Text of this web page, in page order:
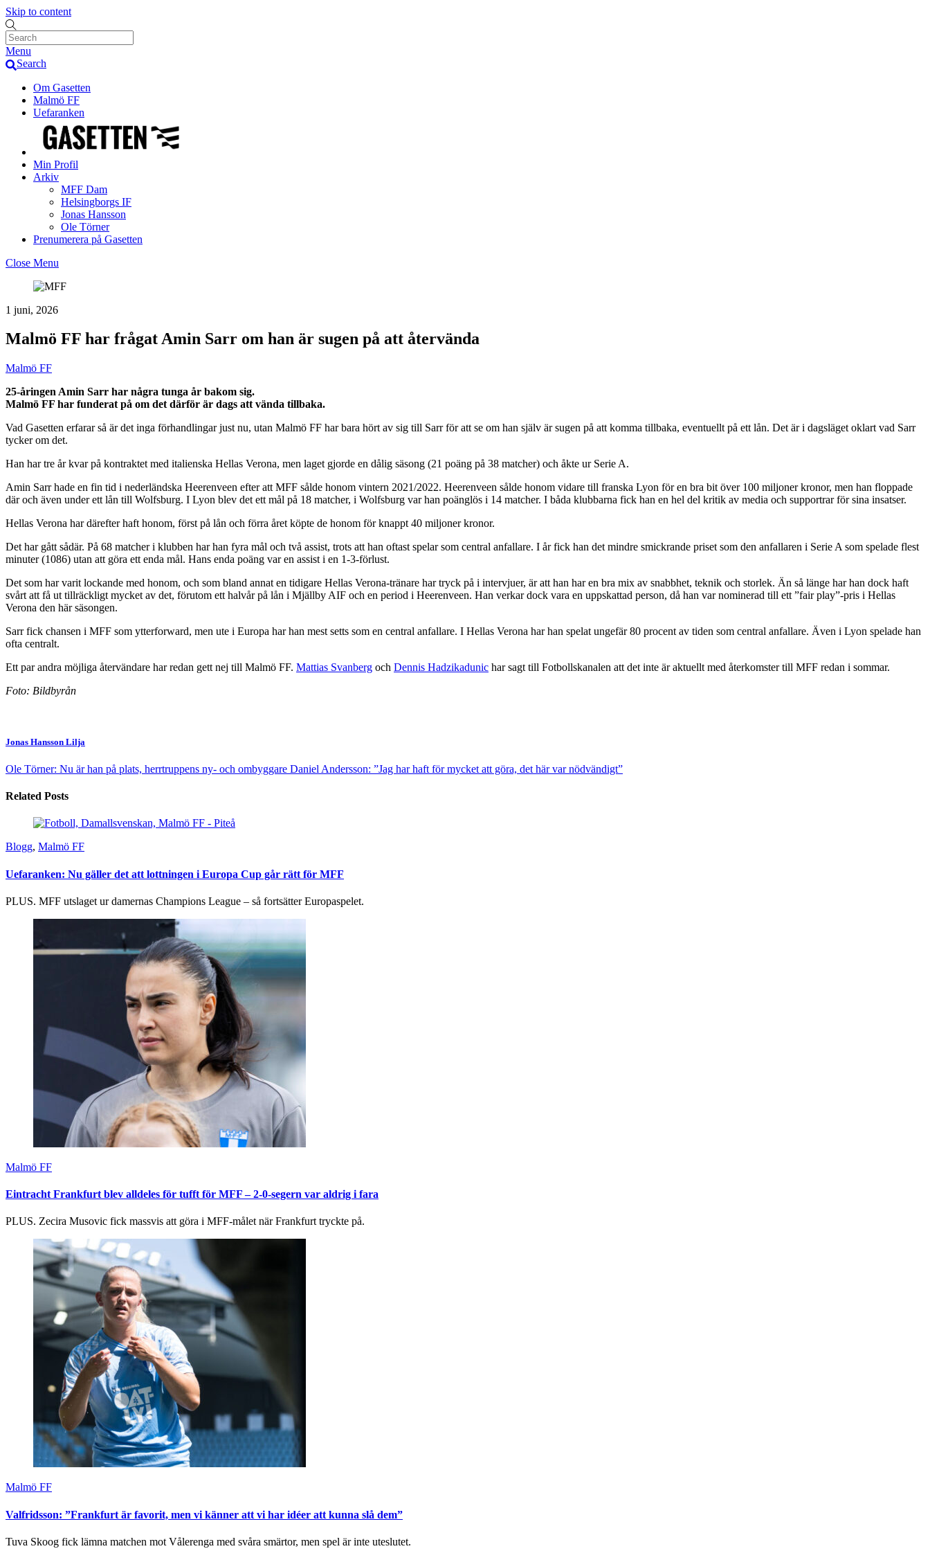
Skip to content
Menu
Search
Om Gasetten
Malmö FF
Uefaranken
Min Profil
Arkiv
MFF Dam
Helsingborgs IF
Jonas Hansson
Ole Törner
Prenumerera på Gasetten
Close Menu
1 juni, 2026
Malmö FF har frågat Amin Sarr om han är sugen på att återvända
Malmö FF
25-åringen Amin Sarr har några tunga år bakom sig.
Malmö FF har funderat på om det därför är dags att vända tillbaka.
Vad Gasetten erfarar så är det inga förhandlingar just nu, utan Malmö FF har bara hört av sig till Sarr för att se om han själv är sugen på att komma tillbaka, eventuellt på ett lån. Det är i dagsläget oklart vad Sarr
tycker om det.
Han har tre år kvar på kontraktet med italienska Hellas Verona, men laget gjorde en dålig säsong (21 poäng på 38 matcher) och åkte ur Serie A.
Amin Sarr hade en fin tid i nederländska Heerenveen efter att MFF sålde honom vintern 2021/2022. Heerenveen sålde honom vidare till franska Lyon för en bra bit över 100 miljoner kronor, men han floppade
där och även under ett lån till Wolfsburg. I Lyon blev det ett mål på 18 matcher, i Wolfsburg var han poänglös i 14 matcher. I båda klubbarna fick han en hel del kritik av media och supportrar för sina insatser.
Hellas Verona har därefter haft honom, först på lån och förra året köpte de honom för knappt 40 miljoner kronor.
Det har gått sådär. På 68 matcher i klubben har han fyra mål och två assist, trots att han oftast spelar som central anfallare. I år fick han det mindre smickrande priset som den anfallaren i Serie A som spelade flest
minuter (1086) utan att göra ett enda mål. Hans enda poäng var en assist i en 1-3-förlust.
Det som har varit lockande med honom, och som bland annat en tidigare Hellas Verona-tränare har tryck på i intervjuer, är att han har en bra mix av snabbhet, teknik och storlek. Än så länge har han dock haft
svårt att få ut tillräckligt mycket av det, förutom ett halvår på lån i Mjällby AIF och en period i Heerenveen. Han verkar dock vara en uppskattad person, då han var nominerad till ett ”fair play”-pris i Hellas
Verona den här säsongen.
Sarr fick chansen i MFF som ytterforward, men ute i Europa har han mest setts som en central anfallare. I Hellas Verona har han spelat ungefär 80 procent av tiden som central anfallare. Även i Lyon spelade han
ofta centralt.
Ett par andra möjliga återvändare har redan gett nej till Malmö FF. Mattias Svanberg och Dennis Hadzikadunic har sagt till Fotbollskanalen att det inte är aktuellt med återkomster till MFF redan i sommar.
Foto: Bildbyrån
Jonas Hansson Lilja
Ole Törner: Nu är han på plats, herrtruppens ny- och ombyggare Daniel Andersson: ”Jag har haft för mycket att göra, det här var nödvändigt”
Related Posts
Blogg, Malmö FF
Uefaranken: Nu gäller det att lottningen i Europa Cup går rätt för MFF
PLUS. MFF utslaget ur damernas Champions League – så fortsätter Europaspelet.
Malmö FF
Eintracht Frankfurt blev alldeles för tufft för MFF – 2-0-segern var aldrig i fara
PLUS. Zecira Musovic fick massvis att göra i MFF-målet när Frankfurt tryckte på.
Malmö FF
Valfridsson: ”Frankfurt är favorit, men vi känner att vi har idéer att kunna slå dem”
Tuva Skoog fick lämna matchen mot Vålerenga med svåra smärtor, men spel är inte uteslutet.